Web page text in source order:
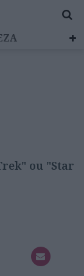
STUDIO
ou "Star